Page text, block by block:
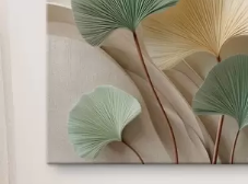
Prémium
Ft
Élénk, gazdag színek
Fakulásálló
✓Biztonságos, szagtalan tinta